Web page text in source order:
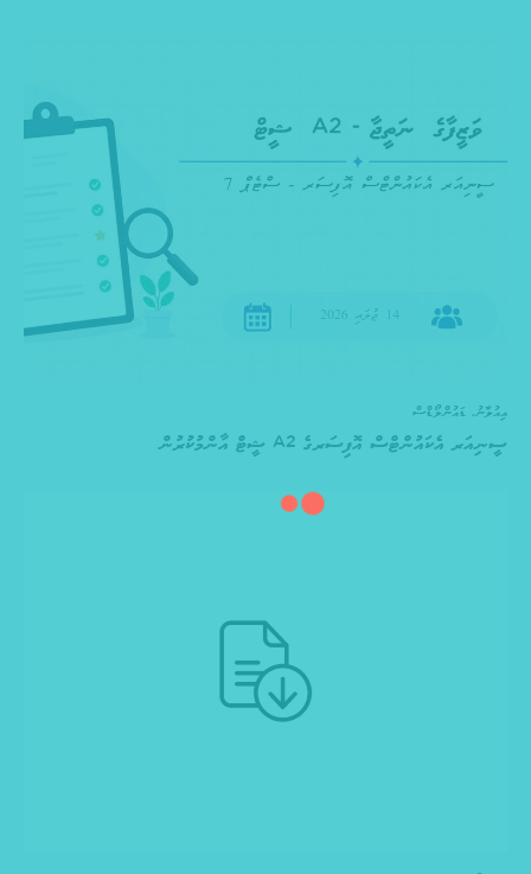
އިއުލާނު, ޑައުންލޯޑްސް
ސީނިއަރ އެކައުންޓްސް އޮފިސަރގެ A2 ޝީޓް އާންމުކުރުން